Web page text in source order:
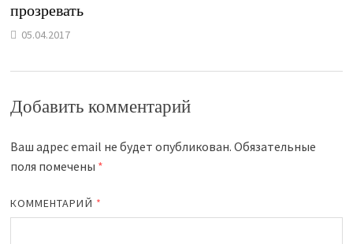
прозревать
05.04.2017
Добавить комментарий
Ваш адрес email не будет опубликован. Обязательные
поля помечены *
КОММЕНТАРИЙ *